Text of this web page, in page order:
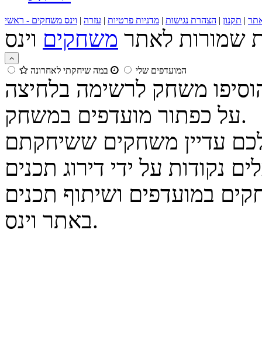
| תקנון | הצהרת נגישות | מדניות פרטיות | עזרה | וינס משחקים - ראשי
שמורות לאתר משחקים
המועדפים שלי במה שיחקתי לאחרונה
משחק לרשימה בלחיצה
על כפתור מועדפים במשחק.
על ידי דירוג תכנים
במועדפים ושיתוף תכנים
באתר וינס.